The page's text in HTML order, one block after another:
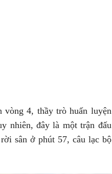
4, thầy trò huấn luyện
nhiên, đây là một trận đấu
sân ở phút 57, câu lạc bộ